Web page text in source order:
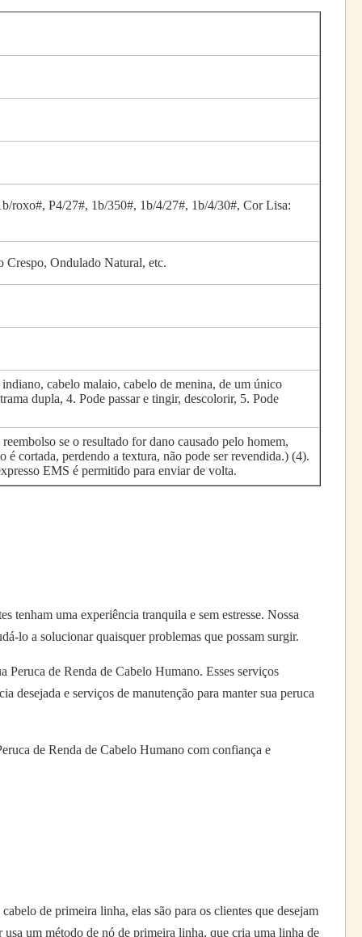
roxo#, P4/27#, 1b/350#, 1b/4/27#, 1b/4/30#, Cor Lisa:
Ondulado Natural, etc.
cabelo malaio, cabelo de menina, de um único
dupla, 4. Pode passar e tingir, descolorir, 5. Pode
se o resultado for dano causado pelo homem,
cortada, perdendo a textura, não pode ser revendida.) (4).
EMS é permitido para enviar de volta.
tenham uma experiência tranquila e sem estresse. Nossa
lo a solucionar quaisquer problemas que possam surgir.
Peruca de Renda de Cabelo Humano. Esses serviços
desejada e serviços de manutenção para manter sua peruca
de Renda de Cabelo Humano com confiança e
de primeira linha, elas são para os clientes que desejam
um método de nó de primeira linha, que cria uma linha de